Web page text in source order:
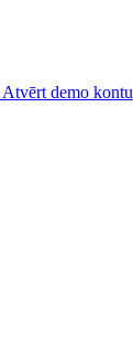
Atvērt demo kontu